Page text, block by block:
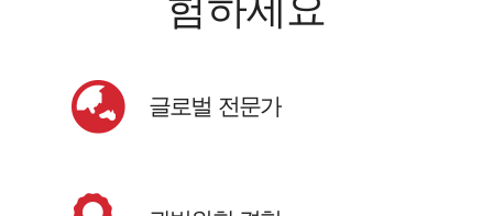
험하세요
글로벌 전문가